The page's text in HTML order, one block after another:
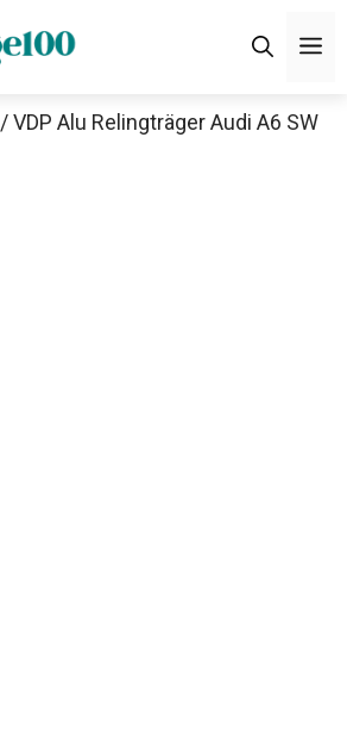
/ VDP Alu Relingträger Audi A6 SW